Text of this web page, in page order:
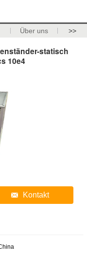
Über uns >>
statisch
10e4
Kontakt